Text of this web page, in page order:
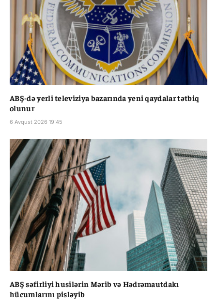
ABŞ-də yerli televiziya bazarında yeni qaydalar tətbiq
olunur
6 Avqust 2026 19:45
ABŞ səfirliyi husilərin Mərib və Hədrəmautdakı
hücumlarını pisləyib